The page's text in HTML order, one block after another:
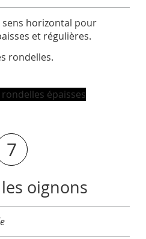
horizontal pour
et régulières.
rondelles.
7
oignons